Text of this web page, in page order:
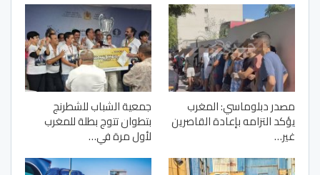
مصدر دبلوماسي: المغرب
يؤكد التزامه بإعادة القاصرين
غير…
جمعية الشباب للشطرنج
بتطوان تتوج بطلة للمغرب
لأول مرة في…